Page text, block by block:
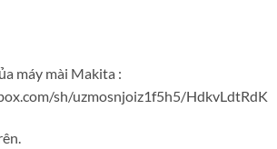
máy mài Makita :
sh/uzmosnjoiz1f5h5/HdkvLdtRdK